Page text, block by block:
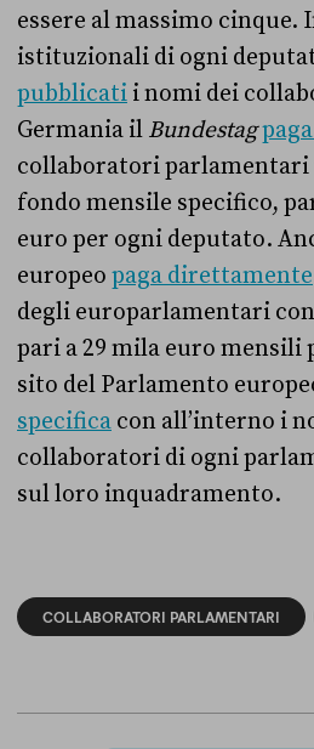
essere al massimo cinque.
istituzionali di ogni
pubblicati i nomi dei
Germania il Bundestag
collaboratori
fondo mensile specifico,
euro per ogni deputato.
europeo paga direttamente
degli europarlamentari
pari a 29 mila euro mensili
sito del Parlamento
specifica con all’interno i
collaboratori di ogni
sul loro inquadramento.
COLLABORATORI PARLAMENTARI